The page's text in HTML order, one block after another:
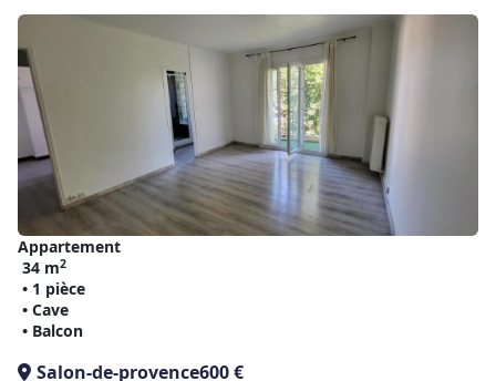
Appartement
34 m2
• 1 pièce
• Cave
• Balcon
Salon-de-provence600 €